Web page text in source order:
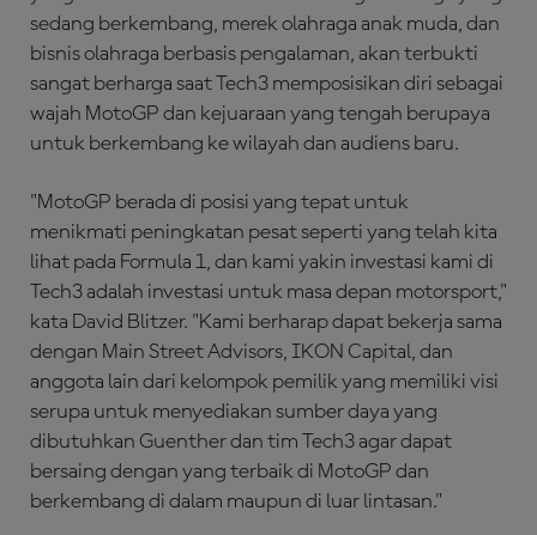
sedang berkembang, merek olahraga anak muda, dan
bisnis olahraga berbasis pengalaman, akan terbukti
sangat berharga saat Tech3 memposisikan diri sebagai
wajah MotoGP dan kejuaraan yang tengah berupaya
untuk berkembang ke wilayah dan audiens baru.
"MotoGP berada di posisi yang tepat untuk
menikmati peningkatan pesat seperti yang telah kita
lihat pada Formula 1, dan kami yakin investasi kami di
Tech3 adalah investasi untuk masa depan motorsport,"
kata David Blitzer. "Kami berharap dapat bekerja sama
dengan Main Street Advisors, IKON Capital, dan
anggota lain dari kelompok pemilik yang memiliki visi
serupa untuk menyediakan sumber daya yang
dibutuhkan Guenther dan tim Tech3 agar dapat
bersaing dengan yang terbaik di MotoGP dan
berkembang di dalam maupun di luar lintasan."